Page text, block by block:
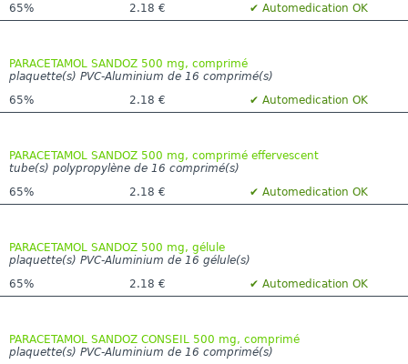
65%
2.18 € ✔ Automedication OK
PARACETAMOL SANDOZ 500 mg, comprimé
plaquette(s) PVC-Aluminium de 16 comprimé(s)
65%
2.18 € ✔ Automedication OK
PARACETAMOL SANDOZ 500 mg, comprimé effervescent
tube(s) polypropylène de 16 comprimé(s)
65%
2.18 € ✔ Automedication OK
PARACETAMOL SANDOZ 500 mg, gélule
plaquette(s) PVC-Aluminium de 16 gélule(s)
65%
2.18 € ✔ Automedication OK
PARACETAMOL SANDOZ CONSEIL 500 mg, comprimé
plaquette(s) PVC-Aluminium de 16 comprimé(s)